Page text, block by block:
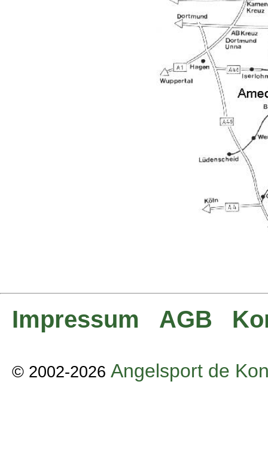
Impressum AGB
© 2002-2026 Angelsport de